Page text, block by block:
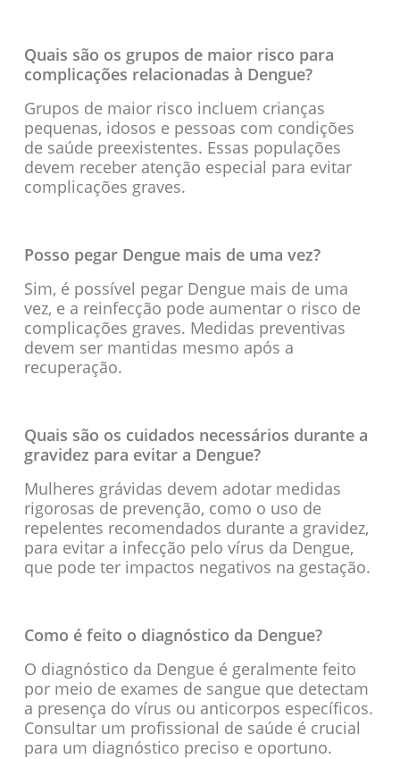
Quais são os grupos de maior risco para
complicações relacionadas à Dengue?
Grupos de maior risco incluem crianças
pequenas, idosos e pessoas com condições
de saúde preexistentes. Essas populações
devem receber atenção especial para evitar
complicações graves.
Posso pegar Dengue mais de uma vez?
Sim, é possível pegar Dengue mais de uma
vez, e a reinfecção pode aumentar o risco de
complicações graves. Medidas preventivas
devem ser mantidas mesmo após a
recuperação.
Quais são os cuidados necessários durante a
gravidez para evitar a Dengue?
Mulheres grávidas devem adotar medidas
rigorosas de prevenção, como o uso de
repelentes recomendados durante a gravidez,
para evitar a infecção pelo vírus da Dengue,
que pode ter impactos negativos na gestação.
Como é feito o diagnóstico da Dengue?
O diagnóstico da Dengue é geralmente feito
por meio de exames de sangue que detectam
a presença do vírus ou anticorpos específicos.
Consultar um profissional de saúde é crucial
para um diagnóstico preciso e oportuno.